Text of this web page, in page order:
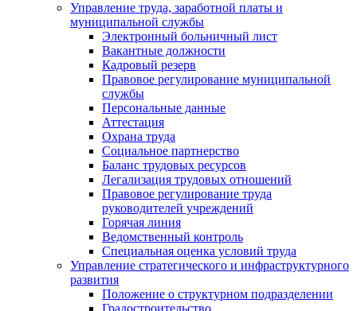
Управление труда, заработной платы и
муниципальной службы
Электронный больничный лист
Вакантные должности
Кадровый резерв
Правовое регулирование муниципальной
службы
Персональные данные
Аттестация
Охрана труда
Социальное партнерство
Баланс трудовых ресурсов
Легализация трудовых отношений
Правовое регулирование труда
руководителей учреждений
Горячая линия
Ведомственный контроль
Специальная оценка условий труда
Управление стратегического и инфраструктурного
развития
Положение о структурном подразделении
Градостроительство